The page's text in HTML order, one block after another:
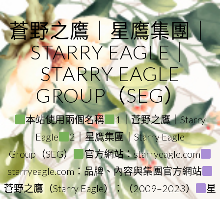
to
content
蒼野之鷹｜星鷹集團｜
STARRY EAGLE｜
STARRY EAGLE
GROUP（SEG）
本站使用兩個名稱
1｜蒼野之鷹｜Starry
Eagle
2｜星鷹集團｜Starry Eagle
Group（SEG）
官方網站：starryeagle.com
starryeagle.com：品牌、內容與集團官方網站
蒼野之鷹（Starry Eagle）：（2009–2023）
星